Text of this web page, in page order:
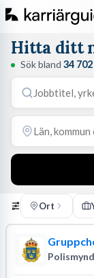
Hitta ditt
Sök bland 34 702
Ort